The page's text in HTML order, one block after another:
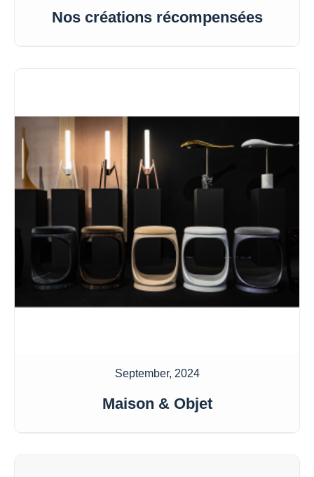
Nos créations récompensées
September, 2024
Maison & Objet